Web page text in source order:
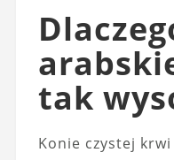
tak
Konie czystej